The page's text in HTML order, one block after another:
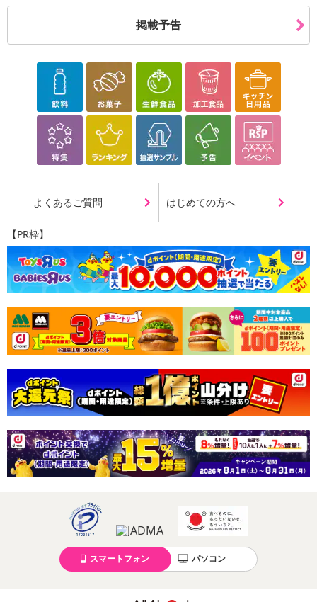
掲載予告
よくあるご質問 はじめての方へ
【PR枠】
スマートフォン パソコン